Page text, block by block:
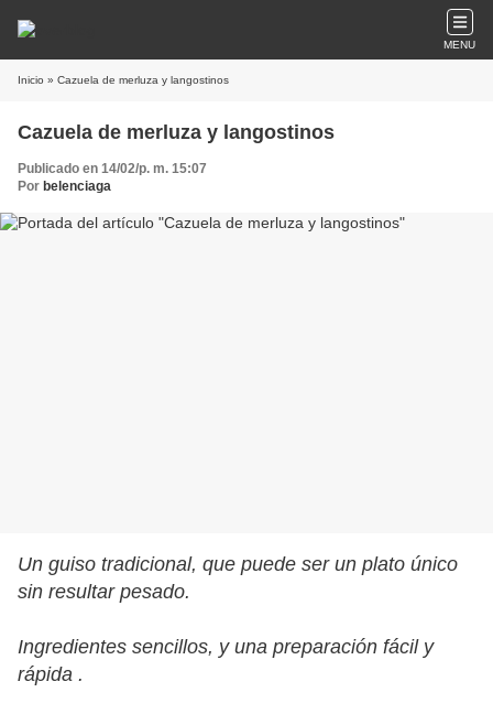
MENU
Inicio » Cazuela de merluza y langostinos
Cazuela de merluza y langostinos
Publicado en 14/02/p. m. 15:07
Por belenciaga
Un guiso tradicional, que puede ser un plato único
sin resultar pesado.
Ingredientes sencillos, y una preparación fácil y
rápida .